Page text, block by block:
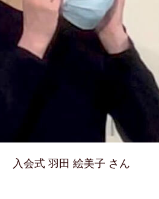
入会式 羽田 絵美子 さん